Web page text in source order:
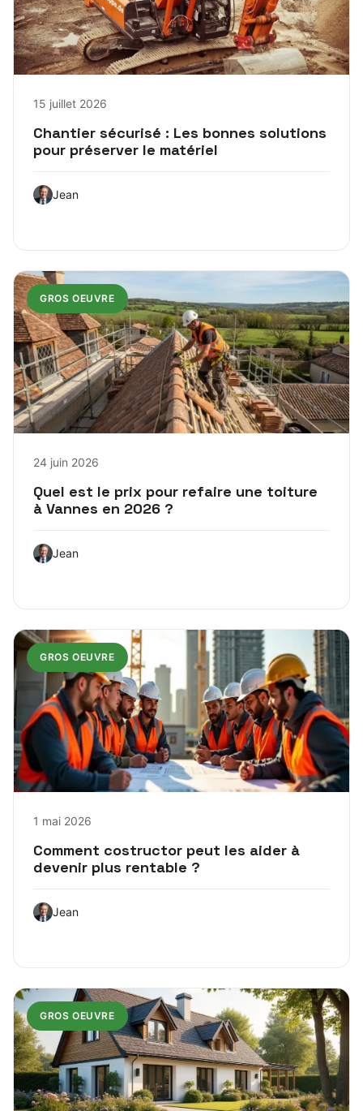
15 juillet 2026
Chantier sécurisé : Les bonnes solutions
pour préserver le matériel
Jean
GROS OEUVRE
24 juin 2026
Quel est le prix pour refaire une toiture
à Vannes en 2026 ?
Jean
GROS OEUVRE
1 mai 2026
Comment costructor peut les aider à
devenir plus rentable ?
Jean
GROS OEUVRE